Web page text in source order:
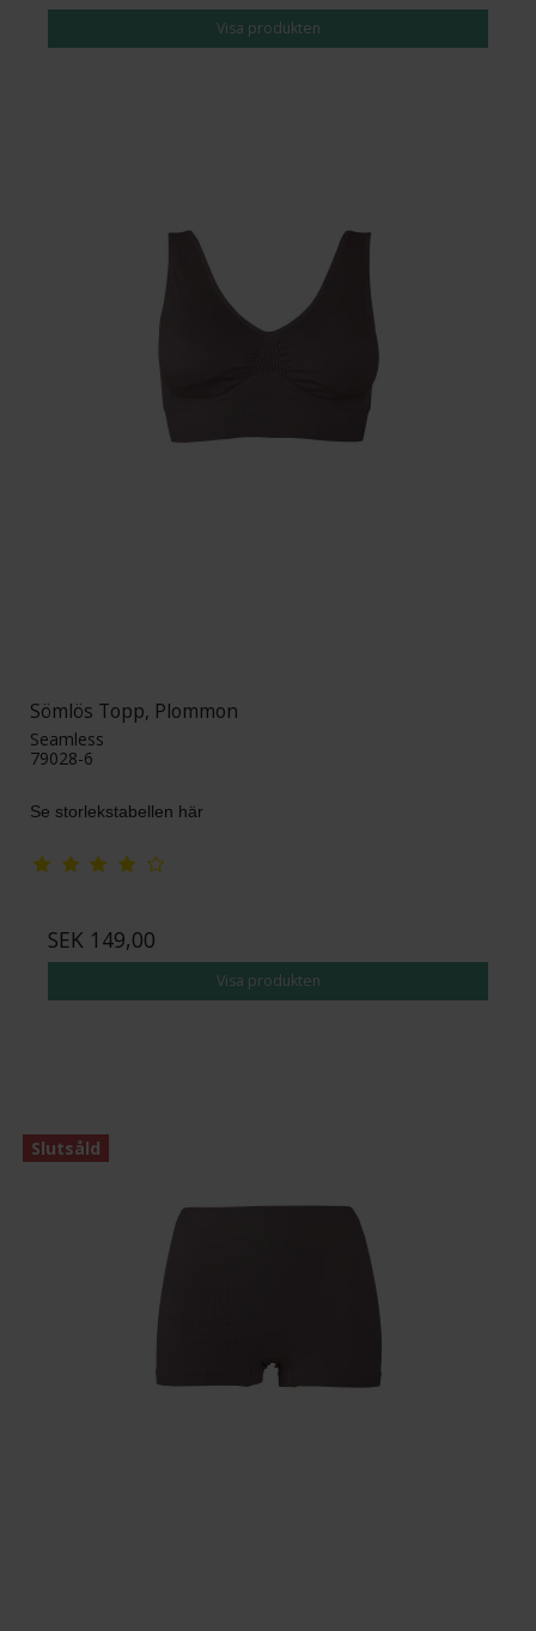
Visa produkten
Sömlös Topp, Plommon
Seamless
79028-6
Se storlekstabellen här
SEK 149,00
Visa produkten
Slutsåld